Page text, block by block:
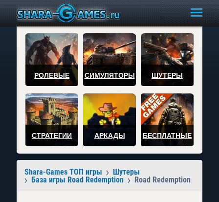
РОЛЕВЫЕ СИМУЛЯТОРЫ ШУТЕРЫ
СТРАТЕГИИ АРКАДЫ БЕСПЛАТНЫЕ
Shara-Games ТОП игры
Шутеры
База игры Road Redemption
Road Redemption